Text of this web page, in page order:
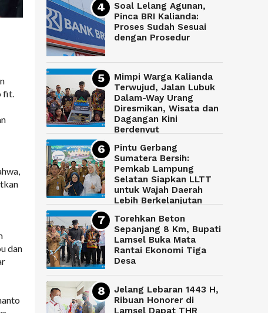
fit.
dan
Soal Lelang Agunan,
Pinca BRI Kalianda:
Proses Sudah Sesuai
dengan Prosedur
Mimpi Warga Kalianda
Terwujud, Jalan Lubuk
Dalam-Way Urang
Diresmikan, Wisata dan
Dagangan Kini
Berdenyut
Pintu Gerbang
Sumatera Bersih:
Pemkab Lampung
Selatan Siapkan LLTT
untuk Wajah Daerah
Lebih Berkelanjutan
Torehkan Beton
Sepanjang 8 Km, Bupati
Lamsel Buka Mata
Rantai Ekonomi Tiga
Desa
Jelang Lebaran 1443 H,
Ribuan Honorer di
Lamsel Dapat THR